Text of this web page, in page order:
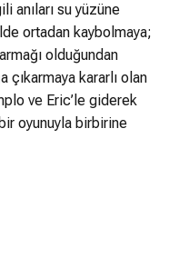
anıları su yüzüne
ortadan kaybolmaya;
olduğundan
çıkarmaya kararlı olan
ve Eric’le giderek
oyunuyla birbirine